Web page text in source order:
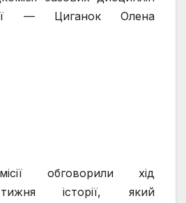
— Циганок Олена
обговорили хід
історії, який